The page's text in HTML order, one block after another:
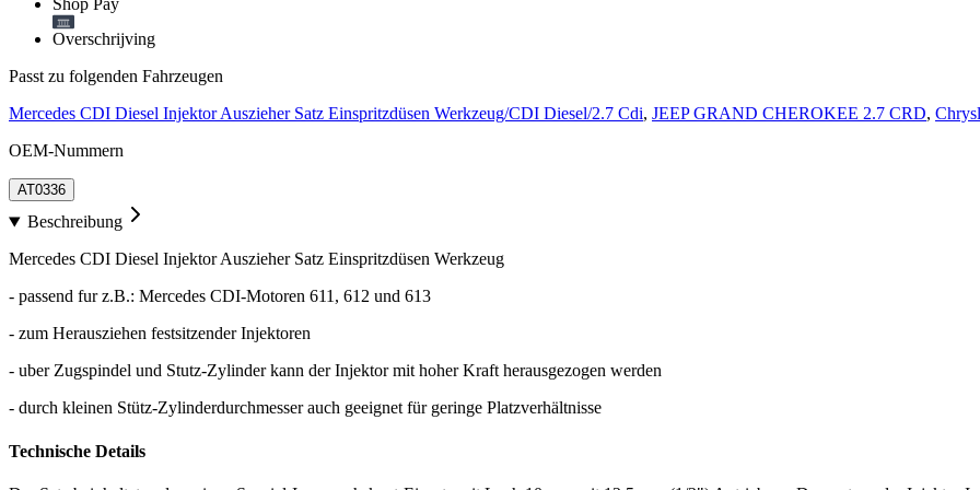
Shop Pay
Overschrijving
Passt zu folgenden Fahrzeugen
Mercedes CDI Diesel Injektor Auszieher Satz Einspritzdüsen Werkzeug/CDI Diesel/2.7 Cdi, JEEP GRAND CHEROKEE 2.7 CRD,
OEM-Nummern
AT0336
Beschreibung
Mercedes CDI Diesel Injektor Auszieher Satz Einspritzdüsen Werkzeug
- passend fur z.B.: Mercedes CDI-Motoren 611, 612 und 613
- zum Herausziehen festsitzender Injektoren
- uber Zugspindel und Stutz-Zylinder kann der Injektor mit hoher Kraft herausgezogen werden
- durch kleinen Stütz-Zylinderdurchmesser auch geeignet für geringe Platzverhältnisse
Technische Details